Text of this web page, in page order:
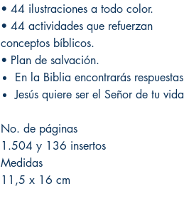
• 44 ilustraciones a todo color.
• 44 actividades que refuerzan
conceptos bíblicos.
• Plan de salvación.
En la Biblia encontrarás respuestas
Jesús quiere ser el Señor de tu vida
No. de páginas
1.504 y 136 insertos
Medidas
11,5 x 16 cm